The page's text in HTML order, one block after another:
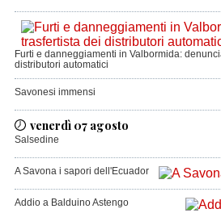
Furti e danneggiamenti in Valbormida:
distributori automatici
Savonesi immensi
venerdì 07 agosto
Salsedine
A Savona i sapori dell'Ecuador
Addio a Balduino Astengo